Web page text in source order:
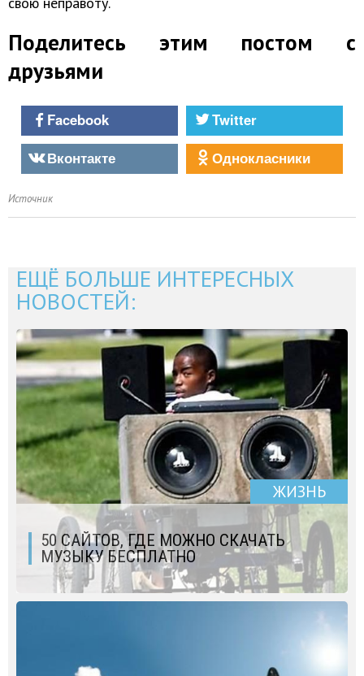
Поделитесь этим постом с
друзьями
Facebook
Twitter
Вконтакте
Однокласники
Источник
ЕЩЁ БОЛЬШЕ ИНТЕРЕСНЫХ
НОВОСТЕЙ:
ЖИЗНЬ
50 САЙТОВ, ГДЕ МОЖНО СКАЧАТЬ
МУЗЫКУ БЕСПЛАТНО